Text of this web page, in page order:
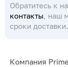
Обратитесь к
контакты, наш
сроки доставки.
Компания